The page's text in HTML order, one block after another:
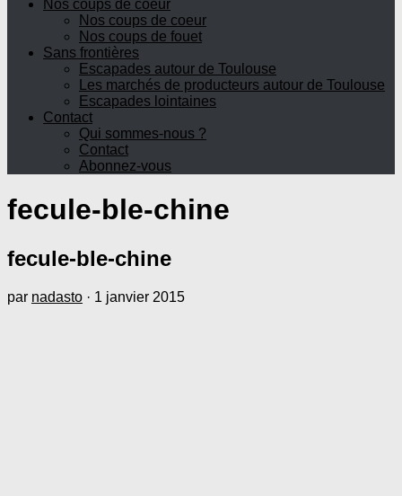
Nos coups de coeur
Nos coups de coeur
Nos coups de fouet
Sans frontières
Escapades autour de Toulouse
Les marchés de producteurs autour de Toulouse
Escapades lointaines
Contact
Qui sommes-nous ?
Contact
Abonnez-vous
fecule-ble-chine
fecule-ble-chine
par nadasto · 1 janvier 2015